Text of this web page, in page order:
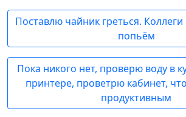
Поставлю чайник греться.
попьём
Пока никого нет, проверю воду в
принтере, проветрю кабинет,
продуктивным